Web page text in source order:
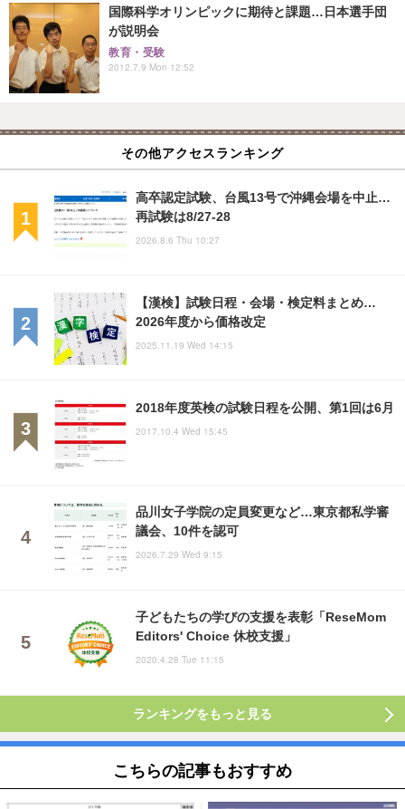
国際科学オリンピックに期待と課題…日本選手団
が説明会
教育・受験
2012.7.9 Mon 12:52
その他アクセスランキング
高卒認定試験、台風13号で沖縄会場を中止…
再試験は8/27-28
2026.8.6 Thu 10:27
【漢検】試験日程・会場・検定料まとめ…
2026年度から価格改定
2025.11.19 Wed 14:15
2018年度英検の試験日程を公開、第1回は6月
2017.10.4 Wed 15:45
品川女子学院の定員変更など…東京都私学審
議会、10件を認可
2026.7.29 Wed 9:15
子どもたちの学びの支援を表彰「ReseMom
Editors' Choice 休校支援」
2020.4.28 Tue 11:15
ランキングをもっと見る
こちらの記事もおすすめ